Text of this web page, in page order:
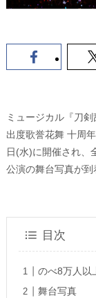
ミュージカル『刀
出度歌誉花舞 十周
日(水)に開催され、
公演の舞台写真が到
目次
のべ8万人以
舞台写真